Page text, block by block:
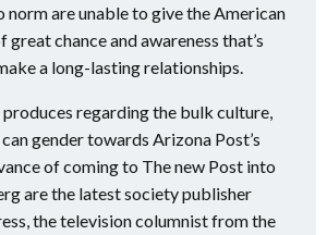
norm are unable to give the American
chance and awareness that’s
a long-lasting relationships.
regarding the bulk culture,
gender towards Arizona Post’s
of coming to The new Post into
are the latest society publisher
the television columnist from the